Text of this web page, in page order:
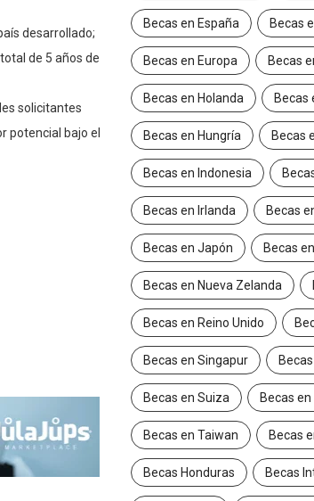
desarrollado;
de 5 años de
solicitantes
potencial bajo el
Becas en España Becas
Becas en Europa Becas
Becas en Holanda Becas
Becas en Hungría Becas
Becas en Indonesia
Becas en Irlanda Becas
Becas en Japón Becas
Becas en Nueva Zelanda
Becas en Reino Unido
Becas en Singapur
Becas en Suiza Becas
Becas en Taiwan Becas
Becas Honduras Becas